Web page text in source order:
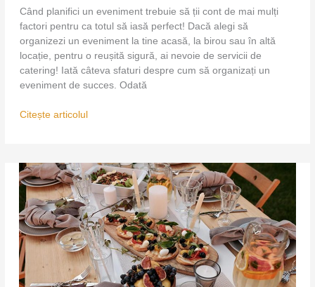
Când planifici un eveniment trebuie să ții cont de mai mulți
factori pentru ca totul să iasă perfect! Dacă alegi să
organizezi un eveniment la tine acasă, la birou sau în altă
locație, pentru o reușită sigură, ai nevoie de servicii de
catering! Iată câteva sfaturi despre cum să organizați un
eveniment de succes. Odată
reușit
Citește articolul